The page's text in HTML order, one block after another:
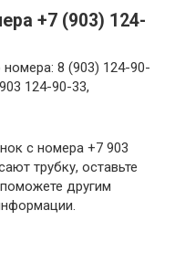
+7 (903) 124-
номера: 8 (903) 124-90-
124-90-33,
с номера +7 903
трубку, оставьте
другим